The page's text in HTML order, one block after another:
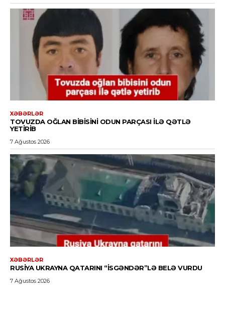
XƏBƏRLƏR
TOVUZDA OĞLAN BIBISINI ODUN PARÇASI ILƏ QƏTLƏ
YETIRIB
7 Ağustos 2026
XƏBƏRLƏR
RUSIYA UKRAYNA QATARINI “İSGƏNDƏR”LƏ BELƏ VURDU
7 Ağustos 2026